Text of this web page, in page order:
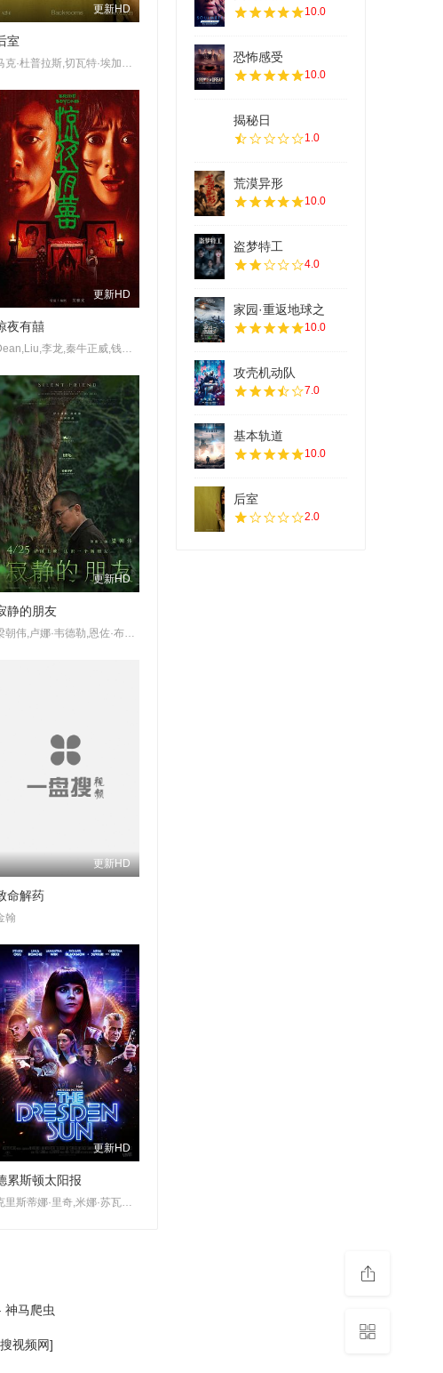
更新HD
室
马克·杜普拉斯,切瓦特·埃加福,阿万·乔贾,谢拉赫·霍斯达尔,托比·哈格雷夫,雷娜特·赖因斯夫,卢基塔·麦克斯韦尔,芬恩·本尼特,米拉尼亚·克尔,菲利普·格兰杰,帕特里克·贝纳姆
更新HD
夜有囍
更新HD
静的朋友
更新HD
命解药
翰
更新HD
累斯顿太阳报
克里斯蒂娜·里奇,米娜·苏瓦丽,莱纳斯·罗彻,史蒂文·奥格,萨曼莎·乔,阿隆·克拉文,安妮·玛丽·霍华德,布雷特·里克比
10.0
恐怖感受
10.0
揭秘日
1.0
荒漠异形
10.0
盗梦特工
4.0
家园·重返地球之
10.0
攻壳机动队
7.0
基本轨道
10.0
后室
2.0
神马爬虫
视频网]